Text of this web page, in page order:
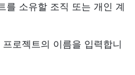
를 소유할 조직 또는 개인 계
로젝트의 이름을 입력합니